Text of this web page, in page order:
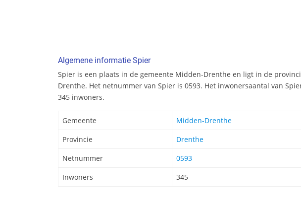
Algemene informatie Spier
Spier is een plaats in de gemeente Midden-Drenthe en ligt in de
Drenthe. Het netnummer van Spier is 0593. Het inwonersaantal van
345 inwoners.
Gemeente
Midden-Drenthe
Provincie
Drenthe
Netnummer
0593
Inwoners
345